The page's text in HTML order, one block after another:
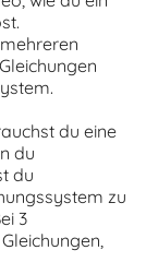
du eine
du
du
zu
3